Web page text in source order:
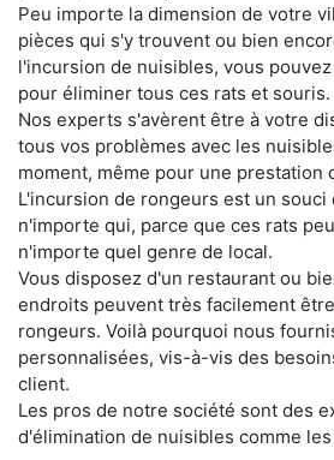
Peu importe la dimension de votre
pièces qui s'y trouvent ou bien
l'incursion de nuisibles, vous
pour éliminer tous ces rats et souris.
Nos experts s'avèrent être à votre
tous vos problèmes avec les
moment, même pour une prestation
L'incursion de rongeurs est un
n'importe qui, parce que ces rats
n'importe quel genre de local.
Vous disposez d'un restaurant ou
endroits peuvent très facilement
rongeurs. Voilà pourquoi nous
personnalisées, vis-à-vis des
client.
Les pros de notre société sont des
d'élimination de nuisibles comme